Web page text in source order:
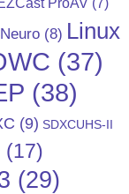
(8) Linux
(37)
(38)
(9) SDXCUHS-II
(17)
(29)